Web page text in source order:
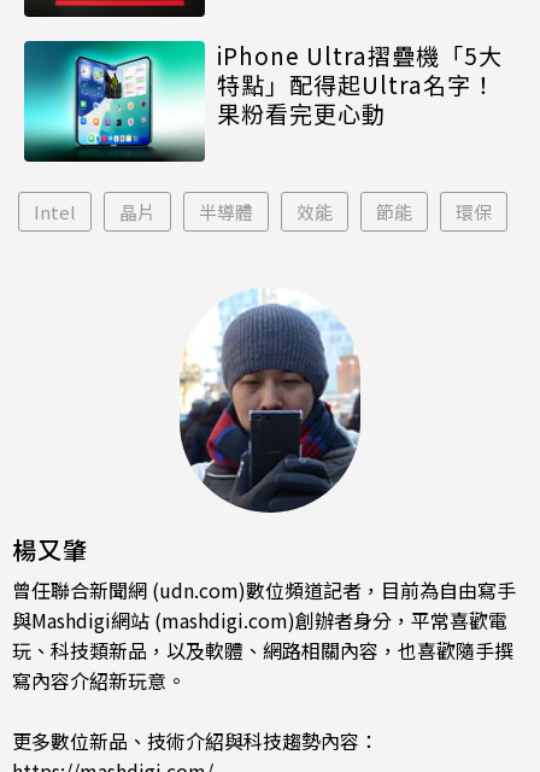
iPhone Ultra摺疊機「5大
特點」配得起Ultra名字！
果粉看完更心動
Intel 晶片 半導體 效能 節能 環保
楊又肇
曾任聯合新聞網 (udn.com)數位頻道記者，目前為自由寫手
與Mashdigi網站 (mashdigi.com)創辦者身分，平常喜歡電
玩、科技類新品，以及軟體、網路相關內容，也喜歡隨手撰
寫內容介紹新玩意。
更多數位新品、技術介紹與科技趨勢內容：